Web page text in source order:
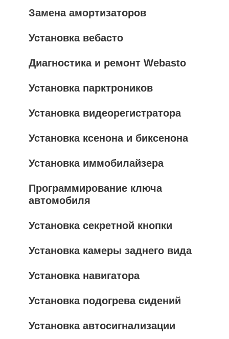
Замена амортизаторов
Установка вебасто
Диагностика и ремонт Webasto
Установка парктроников
Установка видеорегистратора
Установка ксенона и биксенона
Установка иммобилайзера
Программирование ключа
автомобиля
Установка секретной кнопки
Установка камеры заднего вида
Установка навигатора
Установка подогрева сидений
Установка автосигнализации